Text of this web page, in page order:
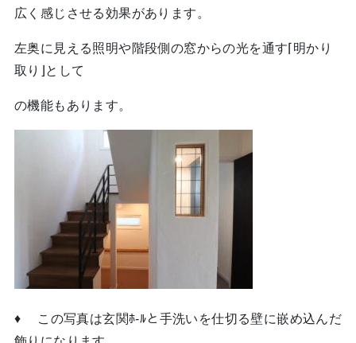
広く感じさせる効果があります。
左奥に見える照明や階段側の窓からの光を通す⌈明かり
取り⌋として
の機能もあります。
♦ この写真は玄関ﾎ-ﾙと手洗いを仕切る壁に嵌め込んだ